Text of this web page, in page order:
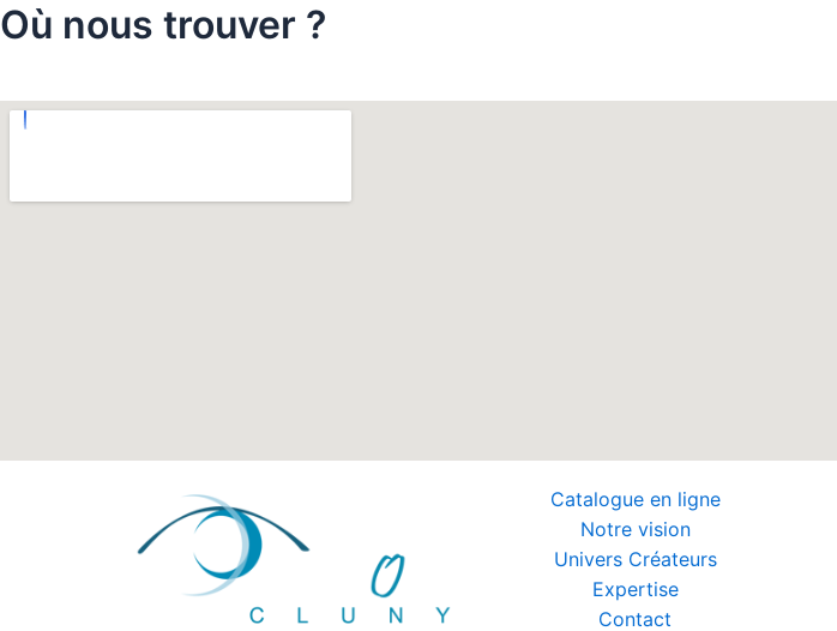
Où nous trouver ?
Catalogue en ligne
Notre vision
Univers Créateurs
Expertise
Contact